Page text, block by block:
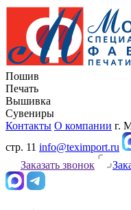
Пошив
Печать
Вышивка
Сувениры
Контакты О компании г.
стр. 11 info@teximport.ru
Заказать звонок